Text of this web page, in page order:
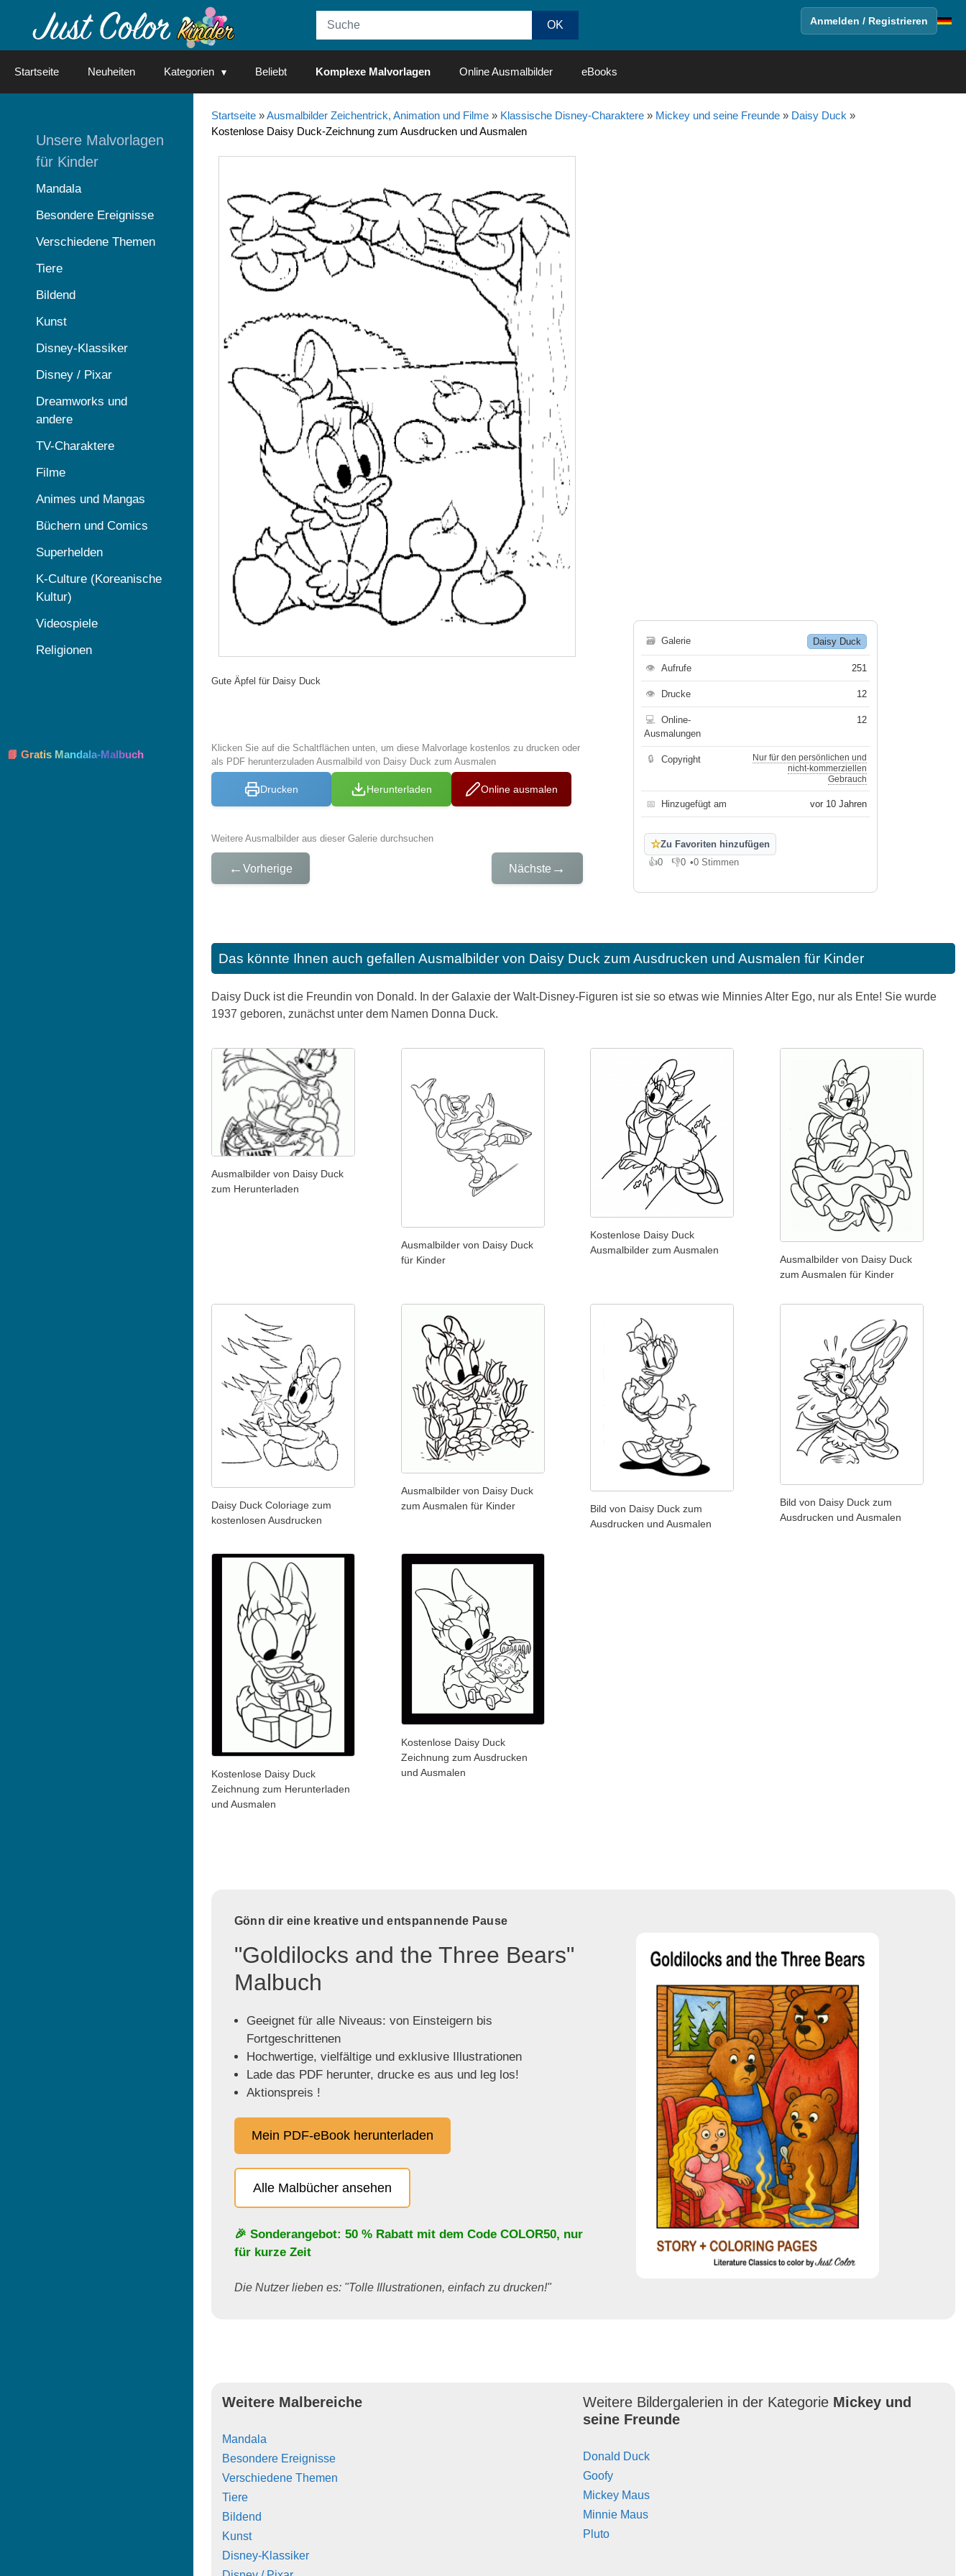
Anmelden / Registrieren
Startseite Neuheiten Kategorien Beliebt Komplexe Malvorlagen Online Ausmalbilder eBooks
Startseite»Ausmalbilder Zeichentrick, Animation und Filme» Klassische Disney-Charaktere» Mickey und seine Freunde» Daisy Duck »
Kostenlose Daisy Duck-Zeichnung zum Ausdrucken und Ausmalen
Gute Äpfel für Daisy Duck
Klicken Sie auf die Schaltflächen unten, um diese Malvorlage kostenlos zu drucken oder
als PDF herunterzuladen Ausmalbild von Daisy Duck zum Ausmalen
Drucken Herunterladen Online ausmalen
Weitere Ausmalbilder aus dieser Galerie durchsuchen
← Vorherige Nächste →
🗃 Galerie Daisy Duck
👁 Aufrufe 251
👁 Drucke 12
💻
Online-
Ausmalungen
12
🔒 Copyright
Nur für den persönlichen und
nicht-kommerziellen
Gebrauch
📅 Hinzugefügt am vor 10 Jahren
☆Zu Favoriten hinzufügen
👍0
Gefällt mir
👎0
Gefällt mir nicht
•0 Stimmen
Das könnte Ihnen auch gefallen Ausmalbilder von Daisy Duck zum Ausdrucken und Ausmalen für Kinder
Daisy Duck ist die Freundin von Donald. In der Galaxie der Walt-Disney-Figuren ist sie so etwas wie Minnies Alter Ego, nur als Ente! Sie wurde
1937 geboren, zunächst unter dem Namen Donna Duck.
Ausmalbilder von Daisy Duck
zum Herunterladen
Ausmalbilder von Daisy Duck
für Kinder
Kostenlose Daisy Duck
Ausmalbilder zum Ausmalen
Ausmalbilder von Daisy Duck
zum Ausmalen für Kinder
Daisy Duck Coloriage zum
kostenlosen Ausdrucken
Ausmalbilder von Daisy Duck
zum Ausmalen für Kinder
Bild von Daisy Duck zum
Ausdrucken und Ausmalen
Bild von Daisy Duck zum
Ausdrucken und Ausmalen
Kostenlose Daisy Duck
Zeichnung zum Herunterladen
und Ausmalen
Kostenlose Daisy Duck
Zeichnung zum Ausdrucken
und Ausmalen
Gönn dir eine kreative und entspannende Pause
"Goldilocks and the Three Bears"
Malbuch
Geeignet für alle Niveaus: von Einsteigern bis
Fortgeschrittenen
Hochwertige, vielfältige und exklusive Illustrationen
Lade das PDF herunter, drucke es aus und leg los!
Aktionspreis !
Mein PDF-eBook herunterladen
Alle Malbücher ansehen
🎉 Sonderangebot: 50 % Rabatt mit dem Code COLOR50, nur
für kurze Zeit
Die Nutzer lieben es: "Tolle Illustrationen, einfach zu drucken!"
Weitere Malbereiche
Mandala
Besondere Ereignisse
Verschiedene Themen
Tiere
Bildend
Kunst
Disney-Klassiker
Weitere Bildergalerien in der Kategorie Mickey und
seine Freunde
Donald Duck
Goofy
Mickey Maus
Minnie Maus
Pluto
Unsere Malvorlagen
für Kinder
Mandala
Besondere Ereignisse
Verschiedene Themen
Tiere
Bildend
Kunst
Disney-Klassiker
Disney / Pixar
Dreamworks und
andere
TV-Charaktere
Filme
Animes und Mangas
Büchern und Comics
Superhelden
K-Culture (Koreanische
Kultur)
Videospiele
Religionen
📘 Gratis Mandala-Malbuch